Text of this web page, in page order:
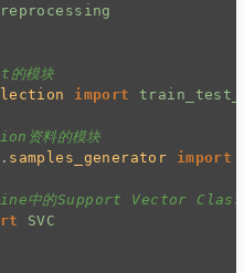
模块
import
资料的模块
. samples_generator import
中的Support Vector
SVC